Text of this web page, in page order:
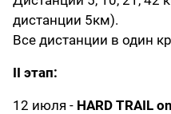
дистанции 5км).
Все дистанции в один
II этап:
12 июля - HARD TRAIL